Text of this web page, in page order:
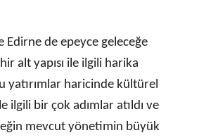
Edirne de epeyce geleceğe
alt yapısı ile ilgili harika
yatırımlar haricinde kültürel
ilgili bir çok adımlar atıldı ve
mevcut yönetimin büyük